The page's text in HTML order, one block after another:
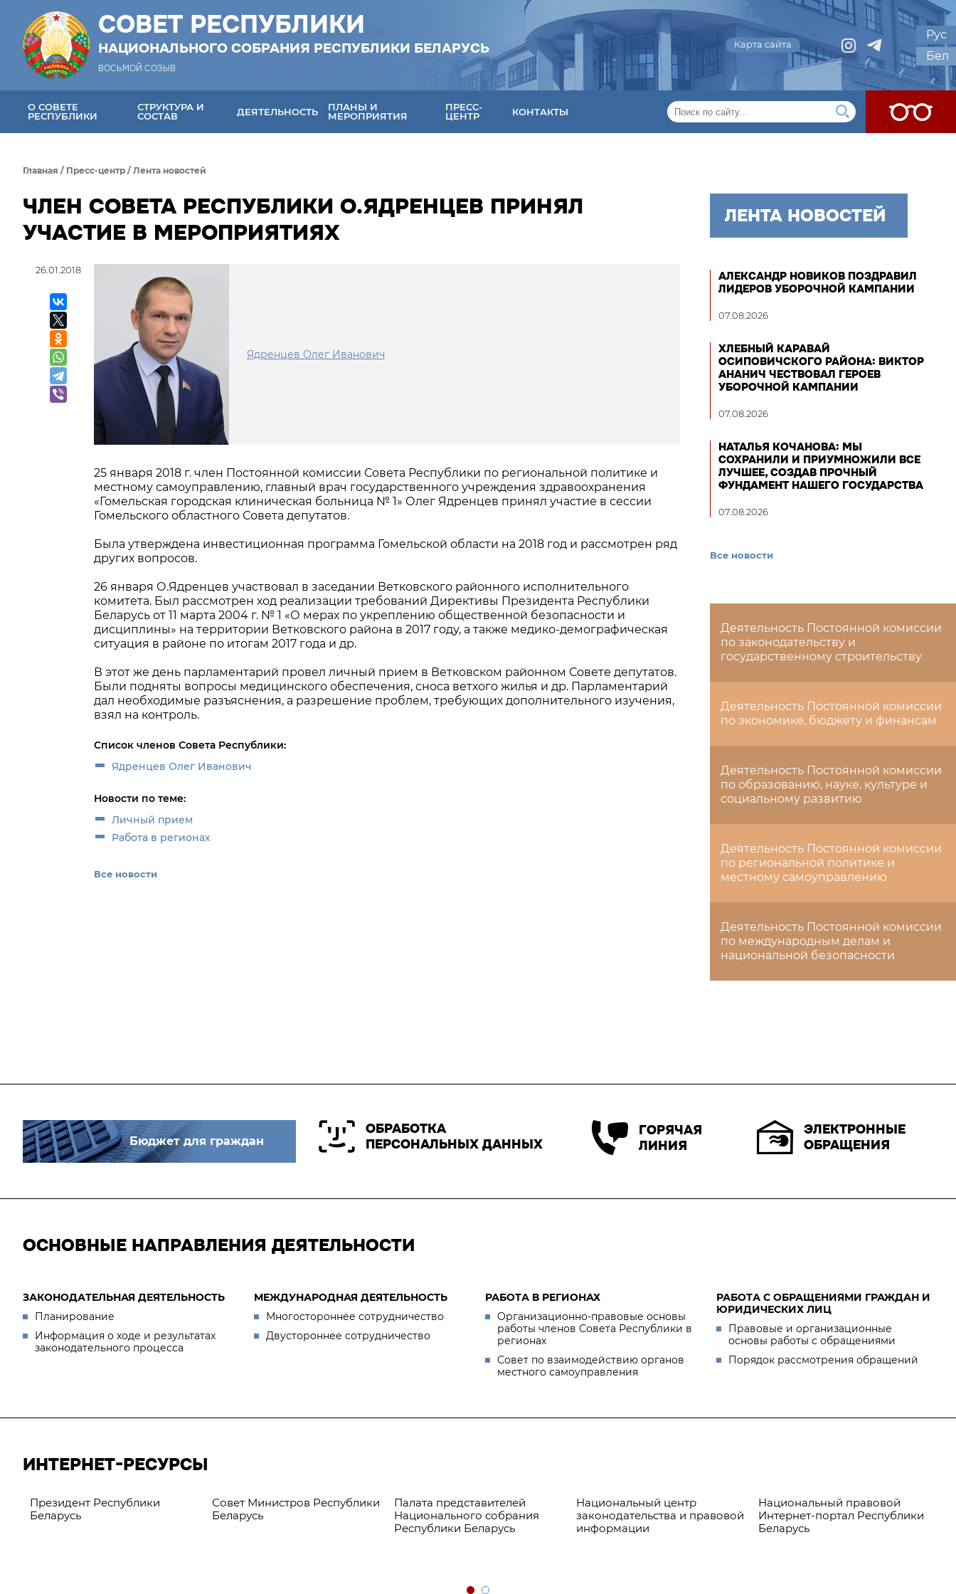
СОВЕТ РЕСПУБЛИКИ
НАЦИОНАЛЬНОГО СОБРАНИЯ РЕСПУБЛИКИ БЕЛАРУСЬ
ВОСЬМОЙ СОЗЫВ
Карта сайта
Рус
Бел
О СОВЕТЕ
РЕСПУБЛИКИ
СТРУКТУРА И
СОСТАВ
ДЕЯТЕЛЬНОСТЬ
ПЛАНЫ И
МЕРОПРИЯТИЯ
ПРЕСС-
ЦЕНТР
КОНТАКТЫ
Главная / Пресс-центр / Лента новостей
ЧЛЕН СОВЕТА РЕСПУБЛИКИ О.ЯДРЕНЦЕВ ПРИНЯЛ
УЧАСТИЕ В МЕРОПРИЯТИЯХ
26.01.2018
Ядренцев Олег Иванович
25 января 2018 г. член Постоянной комиссии Совета Республики по региональной политике и
местному самоуправлению, главный врач государственного учреждения здравоохранения
«Гомельская городская клиническая больница № 1» Олег Ядренцев принял участие в сессии
Гомельского областного Совета депутатов.
Была утверждена инвестиционная программа Гомельской области на 2018 год и рассмотрен ряд
других вопросов.
26 января О.Ядренцев участвовал в заседании Ветковского районного исполнительного
комитета. Был рассмотрен ход реализации требований Директивы Президента Республики
Беларусь от 11 марта 2004 г. № 1 «О мерах по укреплению общественной безопасности и
дисциплины» на территории Ветковского района в 2017 году, а также медико-демографическая
ситуация в районе по итогам 2017 года и др.
В этот же день парламентарий провел личный прием в Ветковском районном Совете депутатов.
Были подняты вопросы медицинского обеспечения, сноса ветхого жилья и др. Парламентарий
дал необходимые разъяснения, а разрешение проблем, требующих дополнительного изучения,
взял на контроль.
Список членов Совета Республики:
Ядренцев Олег Иванович
Новости по теме:
Личный прием
Работа в регионах
Все новости
ЛЕНТА НОВОСТЕЙ
АЛЕКСАНДР НОВИКОВ ПОЗДРАВИЛ
ЛИДЕРОВ УБОРОЧНОЙ КАМПАНИИ
07.08.2026
ХЛЕБНЫЙ КАРАВАЙ
ОСИПОВИЧСКОГО РАЙОНА: ВИКТОР
АНАНИЧ ЧЕСТВОВАЛ ГЕРОЕВ
УБОРОЧНОЙ КАМПАНИИ
07.08.2026
НАТАЛЬЯ КОЧАНОВА: МЫ
СОХРАНИЛИ И ПРИУМНОЖИЛИ ВСЕ
ЛУЧШЕЕ, СОЗДАВ ПРОЧНЫЙ
ФУНДАМЕНТ НАШЕГО ГОСУДАРСТВА
07.08.2026
Все новости
Деятельность Постоянной комиссии
по законодательству и
государственному строительству
Деятельность Постоянной комиссии
по экономике, бюджету и финансам
Деятельность Постоянной комиссии
по образованию, науке, культуре и
социальному развитию
Деятельность Постоянной комиссии
по региональной политике и
местному самоуправлению
Деятельность Постоянной комиссии
по международным делам и
национальной безопасности
Бюджет для граждан
ОБРАБОТКА
ПЕРСОНАЛЬНЫХ ДАННЫХ
ГОРЯЧАЯ
ЛИНИЯ
ЭЛЕКТРОННЫЕ
ОБРАЩЕНИЯ
ОСНОВНЫЕ НАПРАВЛЕНИЯ ДЕЯТЕЛЬНОСТИ
ЗАКОНОДАТЕЛЬНАЯ ДЕЯТЕЛЬНОСТЬ
Планирование
Информация о ходе и результатах
законодательного процесса
МЕЖДУНАРОДНАЯ ДЕЯТЕЛЬНОСТЬ
Многостороннее сотрудничество
Двустороннее сотрудничество
РАБОТА В РЕГИОНАХ
Организационно-правовые основы
работы членов Совета Республики в
регионах
Совет по взаимодействию органов
местного самоуправления
РАБОТА С ОБРАЩЕНИЯМИ ГРАЖДАН И
ЮРИДИЧЕСКИХ ЛИЦ
Правовые и организационные
основы работы с обращениями
Порядок рассмотрения обращений
ИНТЕРНЕТ-РЕСУРСЫ
Президент Республики
Беларусь
Совет Министров Республики
Беларусь
Палата представителей
Национального собрания
Республики Беларусь
Национальный центр
законодательства и правовой
информации
Национальный правовой
Интернет-портал Республики
Беларусь